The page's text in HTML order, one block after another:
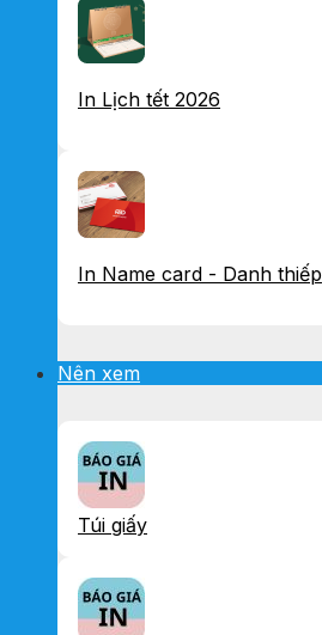
In Lịch tết 2026
In Name card - Danh thiếp
Nên xem
Túi giấy